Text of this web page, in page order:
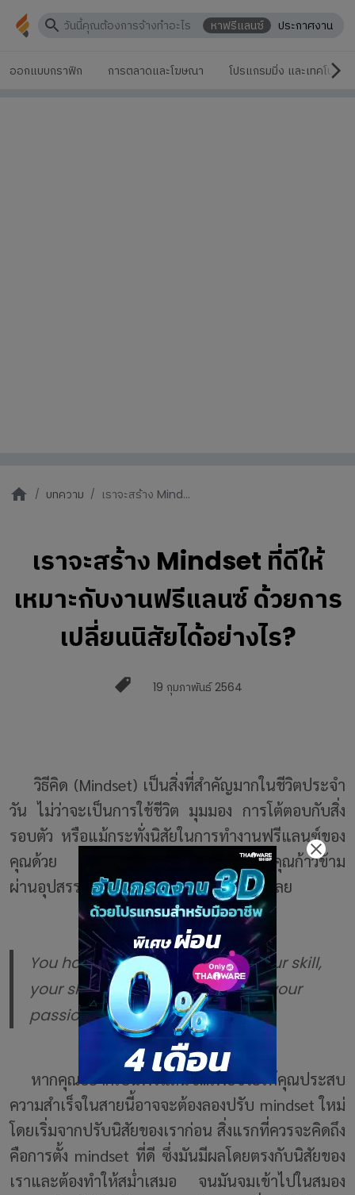
หาฟรีแลนซ์ ประกาศงาน
ออกแบบกราฟิก การตลาดและโฆษณา โปรแกรมมิ่ง และเทคโนโลยี
บทความ เราจะสร้าง Mind...
เราจะสร้าง Mindset ที่ดีให้
เหมาะกับงานฟรีแลนซ์ ด้วยการ
เปลี่ยนนิสัยได้อย่างไร?
19 กุมภาพันธ์ 2564
วิธีคิด (Mindset) เป็นสิ่งที่สำคัญมากในชีวิตประจำ
วัน ไม่ว่าจะเป็นการใช้ชีวิต มุมมอง การโต้ตอบกับสิ่ง
รอบตัว หรือแม้กระทั่งนิสัยในการทำงานฟรีแลนซ์ของ
คุณด้วย วิธีคิดที่ดีอาจจะเป็นสิ่งที่ช่วยให้คุณก้าวข้าม
ผ่านอุปสรรค์ที่ยากเย็นในสายอาชีพคุณได้เลย
You have to turn your job into your skill,
your skill into your passion, and your
passion into a daily habit.
หากคุณอยากเป็นฟรีแลนซ์...เพื่อช่วยให้คุณประสบ
ความสำเร็จในสายนี้อาจจะต้องลองปรับ mindset ใหม่
โดยเริ่มจากปรับนิสัยของเราก่อน สิ่งแรกที่ควรจะคิดถึง
คือการตั้ง mindset ที่ดี ซึ่งมันมีผลโดยตรงกับนิสัยของ
เราและต้องทำให้สม่ำเสมอ จนมันจมเข้าไปในสมอง